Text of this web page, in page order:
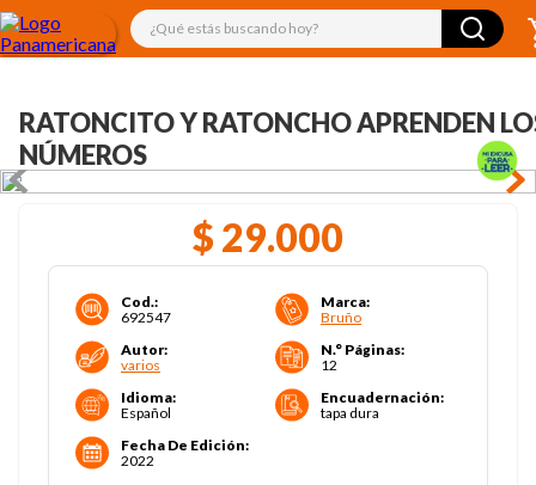
¿Qué estás buscando hoy?
RATONCITO Y RATONCHO APRENDEN
NÚMEROS
$ 29.000
Cod.:
692547
Marca:
Bruño
Autor:
varios
N.° Páginas:
12
Idioma:
Español
Encuadernación:
tapa dura
Fecha De Edición:
2022